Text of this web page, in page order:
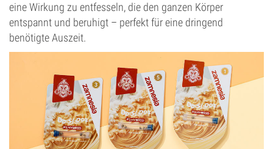
eine Wirkung zu entfesseln, die den ganzen Körper
entspannt und beruhigt – perfekt für eine dringend
benötigte Auszeit.